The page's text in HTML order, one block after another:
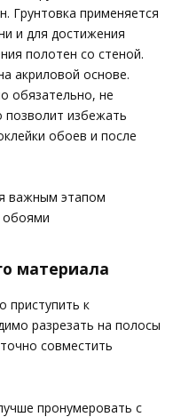
Грунтовка применяется
и для достижения
полотен со стеной.
акриловой основе.
обязательно, не
позволит избежать
обоев и после
важным этапом
обоями
материала
приступить к
разрезать на полосы
совместить
пронумеровать с